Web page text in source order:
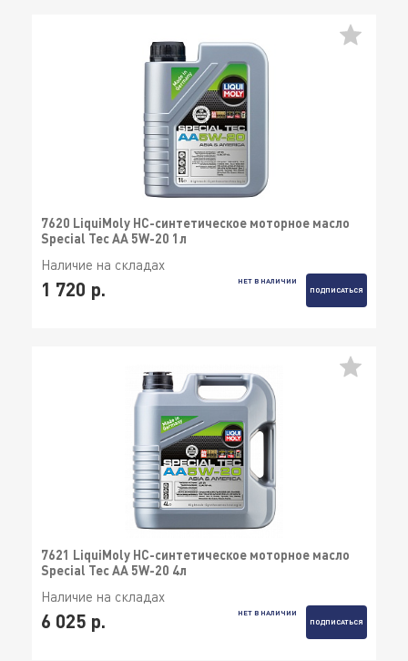
7620 LiquiMoly НС-синтетическое моторное масло
Special Tec AA 5W-20 1л
Наличие на складах
1 720 р.
НЕТ В НАЛИЧИИ
ПОДПИСАТЬСЯ
7621 LiquiMoly НС-синтетическое моторное масло
Special Tec AA 5W-20 4л
Наличие на складах
6 025 р.
НЕТ В НАЛИЧИИ
ПОДПИСАТЬСЯ